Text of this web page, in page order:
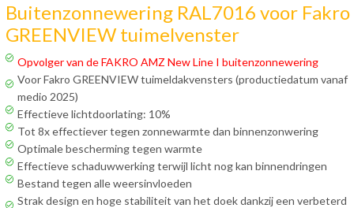
Buitenzonnewering RAL7016 voor Fakro
GREENVIEW tuimelvenster
Opvolger van de FAKRO AMZ New Line I buitenzonnewering
Voor Fakro GREENVIEW tuimeldakvensters (productiedatum vanaf
medio 2025)
Effectieve lichtdoorlating: 10%
Tot 8x effectiever tegen zonnewarmte dan binnenzonwering
Optimale bescherming tegen warmte
Effectieve schaduwwerking terwijl licht nog kan binnendringen
Bestand tegen alle weersinvloeden
Strak design en hoge stabiliteit van het doek dankzij een verbeterd